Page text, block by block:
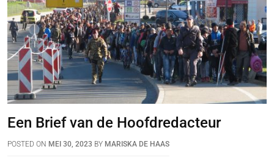
Een Brief van de Hoofdredacteur
POSTED ON MEI 30, 2023 BY MARISKA DE HAAS